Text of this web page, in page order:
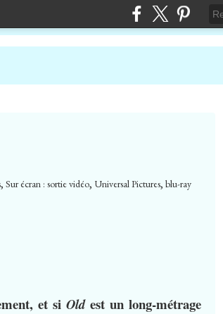
, Sur écran : sortie vidéo, Universal Pictures, blu-ray
et si Oldest un long-métrage